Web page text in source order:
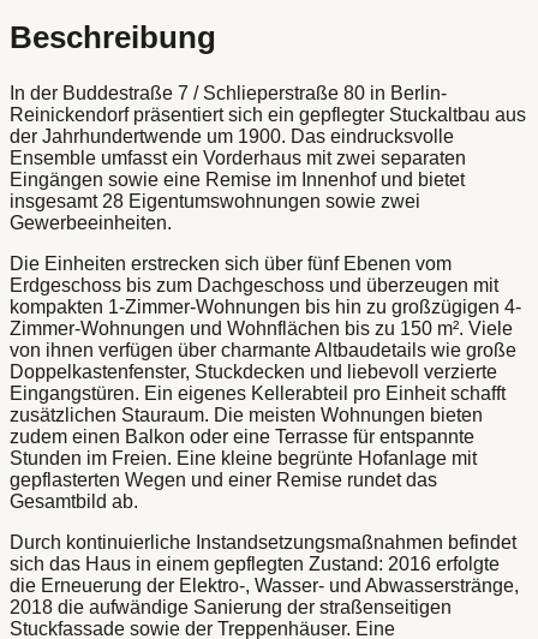
Beschreibung
In der Buddestraße 7 / Schlieperstraße 80 in Berlin-
Reinickendorf präsentiert sich ein gepflegter Stuckaltbau aus
der Jahrhundertwende um 1900. Das eindrucksvolle
Ensemble umfasst ein Vorderhaus mit zwei separaten
Eingängen sowie eine Remise im Innenhof und bietet
insgesamt 28 Eigentumswohnungen sowie zwei
Gewerbeeinheiten.
Die Einheiten erstrecken sich über fünf Ebenen vom
Erdgeschoss bis zum Dachgeschoss und überzeugen mit
kompakten 1-Zimmer-Wohnungen bis hin zu großzügigen 4-
Zimmer-Wohnungen und Wohnflächen bis zu 150 m². Viele
von ihnen verfügen über charmante Altbaudetails wie große
Doppelkastenfenster, Stuckdecken und liebevoll verzierte
Eingangstüren. Ein eigenes Kellerabteil pro Einheit schafft
zusätzlichen Stauraum. Die meisten Wohnungen bieten
zudem einen Balkon oder eine Terrasse für entspannte
Stunden im Freien. Eine kleine begrünte Hofanlage mit
gepflasterten Wegen und einer Remise rundet das
Gesamtbild ab.
Durch kontinuierliche Instandsetzungsmaßnahmen befindet
sich das Haus in einem gepflegten Zustand: 2016 erfolgte
die Erneuerung der Elektro-, Wasser- und Abwasserstränge,
2018 die aufwändige Sanierung der straßenseitigen
Stuckfassade sowie der Treppenhäuser. Eine